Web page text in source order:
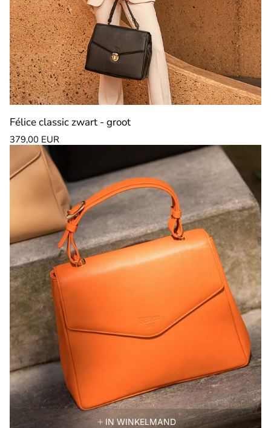
Félice classic zwart - groot
Normale
prijs
379,00 EUR
IN WINKELMAND